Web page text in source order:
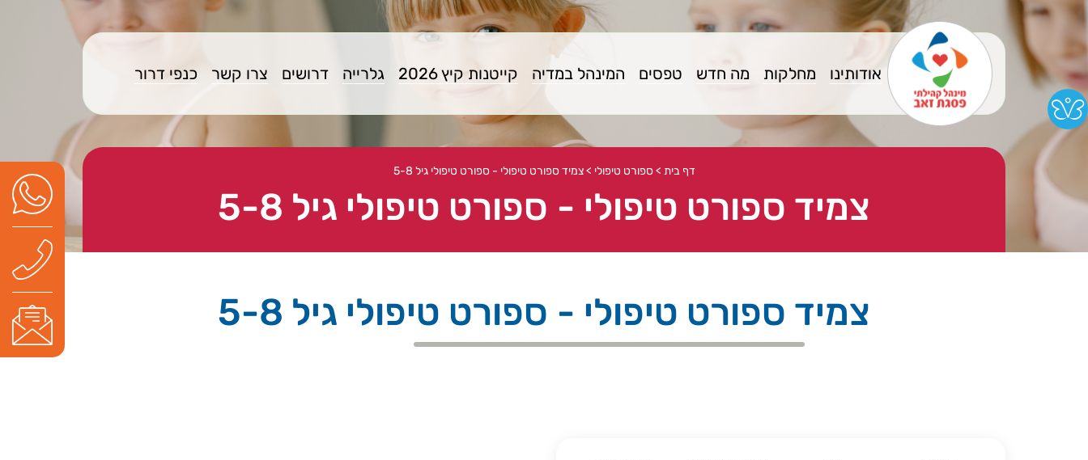
אודותינו מחלקות מה חדש טפסים המינהל במדיה קייטנות קיץ 2026 גלרייה דרושים צרו קשר כנפי דרור
דף בית > ספורט טיפולי > צמיד ספורט טיפולי - ספורט טיפולי גיל 5-8
צמיד ספורט טיפולי - ספורט טיפולי גיל 5-8
צמיד ספורט טיפולי - ספורט טיפולי גיל 5-8